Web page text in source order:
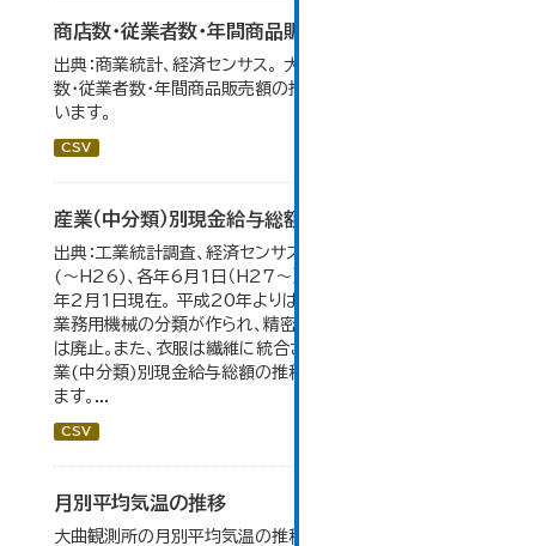
商店数・従業者数・年間商品販売額の推移
出典：商業統計、経済センサス。 大仙市の統計「6-1 商店
数・従業者数・年間商品販売額の推移」のデータを参照して
います。
CSV
産業（中分類）別現金給与総額の推移
出典：工業統計調査、経済センサス。 各年12月31日現在
(～H26)、各年6月1日（H27～）・平成23年のみ平成24
年2月1日現在。 平成20年よりはん用機械、生産用機械、
業務用機械の分類が作られ、精密機械、一般用機械の分類
は廃止。また、衣服は繊維に統合された。 大仙市の統計「産
業(中分類)別現金給与総額の推移」のデータを参照してい
ます。...
CSV
月別平均気温の推移
大曲観測所の月別平均気温の推移一覧です。